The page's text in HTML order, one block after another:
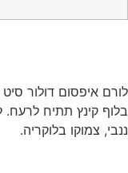
לורם איפסום דולור
בלוף קינץ תתיח
ננבי, צמוקו בלוקריה.